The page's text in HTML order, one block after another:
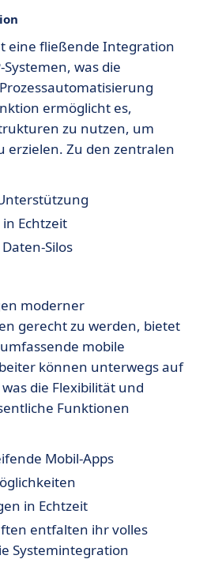
eine fließende Integration
was die
ermöglicht es,
zu nutzen, um
erzielen. Zu den zentralen
Echtzeit
Silos
moderner
gerecht zu werden, bietet
mobile
können unterwegs auf
die Flexibilität und
Funktionen
Mobil-Apps
in Echtzeit
entfalten ihr volles
Systemintegration